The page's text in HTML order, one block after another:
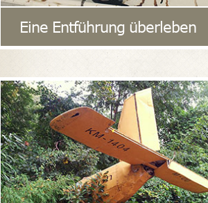
Eine Entführung überleben